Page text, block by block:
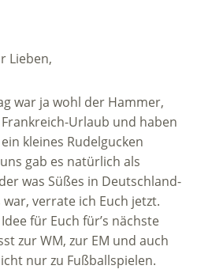
Lieben,
war ja wohl der Hammer,
Urlaub und haben
kleines Rudelgucken
gab es natürlich als
was Süßes in Deutschland-
verrate ich Euch jetzt.
für Euch für’s nächste
zur WM, zur EM und auch
nur zu Fußballspielen.